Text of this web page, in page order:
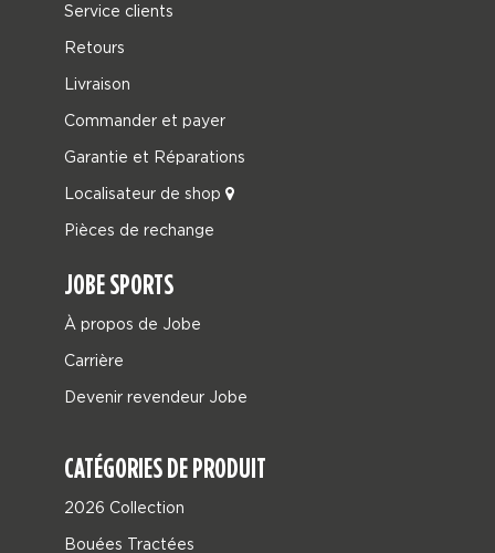
Service clients
Retours
Livraison
Commander et payer
Garantie et Réparations
Localisateur de shop
Pièces de rechange
JOBE SPORTS
À propos de Jobe
Carrière
Devenir revendeur Jobe
CATÉGORIES DE PRODUIT
2026 Collection
Bouées Tractées